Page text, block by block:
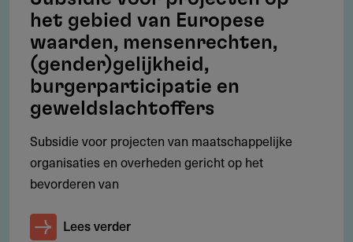
Besloten congressen of commerciële activiteiten
Louter aanschaf van middelen (zoals apparatuur of
meubels)
Speelfilms langer dan 60 minuten
Herhaling van eerder gesteunde projecten (reprises)
Subsidie
het gebied van Europese
waarden, mensenrechten,
(gender)gelijkheid,
burgerparticipatie en
geweldslachtoffers
Subsidie voor projecten van maatschappelijke
organisaties en overheden gericht op het
bevorderen van
Lees verder